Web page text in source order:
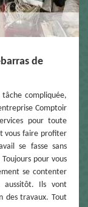
de
compliquée,
Comptoir
pour toute
vous faire profiter
se fasse sans
pour vous
se contenter
Ils vont
des travaux. Tout